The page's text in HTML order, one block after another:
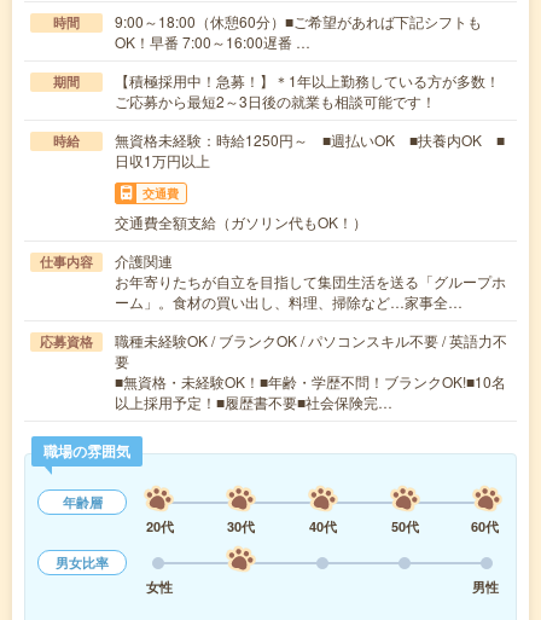
時間
9:00～18:00（休憩60分）■ご希望があれば下記シフトも
OK！早番 7:00～16:00遅番 …
期間
【積極採用中！急募！】＊1年以上勤務している方が多数！
ご応募から最短2～3日後の就業も相談可能です！
時給
無資格未経験：時給1250円～ ■週払いOK ■扶養内OK ■
日収1万円以上
交通費
交通費全額支給（ガソリン代もOK！）
仕事内容
介護関連
お年寄りたちが自立を目指して集団生活を送る「グループホ
ーム」。食材の買い出し、料理、掃除など…家事全…
応募資格
職種未経験OK / ブランクOK / パソコンスキル不要 / 英語力不
要
■無資格・未経験OK！■年齢・学歴不問！ブランクOK!■10名
以上採用予定！■履歴書不要■社会保険完…
職場の雰囲気
年齢層
20代
30代 40代 50代
60代
男女比率
女性
男性